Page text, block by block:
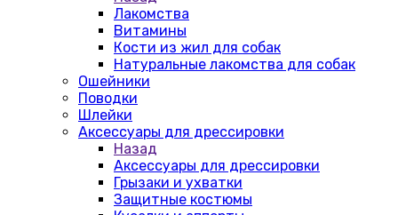
Лакомства
Витамины
Кости из жил для собак
Натуральные лакомства для собак
Ошейники
Поводки
Шлейки
Аксессуары для дрессировки
Назад
Аксессуары для дрессировки
Грызаки и ухватки
Защитные костюмы